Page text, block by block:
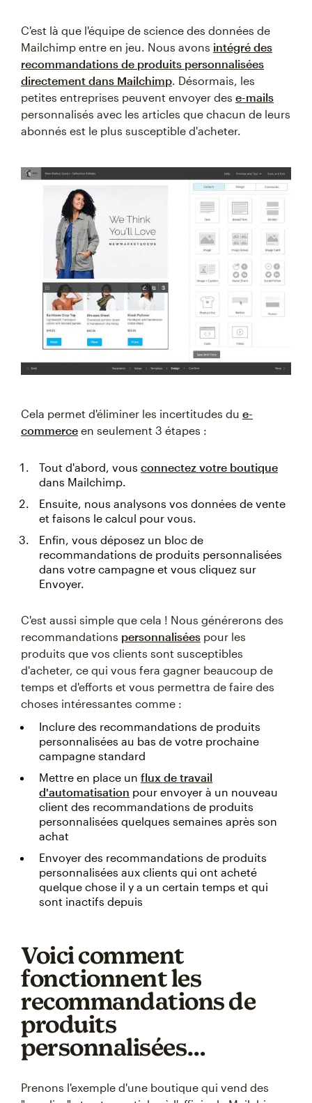
C'est là que l'équipe de science des données de
Mailchimp entre en jeu. Nous avons intégré des
recommandations de produits personnalisées
directement dans Mailchimp . Désormais, les
petites entreprises peuvent envoyer des e-mails
personnalisés avec les articles que chacun de leurs
abonnés est le plus susceptible d'acheter.
Cela permet d'éliminer les incertitudes du e-
commerce en seulement 3 étapes :
Tout d'abord, vous connectez votre boutique
dans Mailchimp.
Ensuite, nous analysons vos données de vente
et faisons le calcul pour vous.
Enfin, vous déposez un bloc de
recommandations de produits personnalisées
dans votre campagne et vous cliquez sur
Envoyer.
C'est aussi simple que cela ! Nous générerons des
recommandations personnalisées pour les
produits que vos clients sont susceptibles
d'acheter, ce qui vous fera gagner beaucoup de
temps et d'efforts et vous permettra de faire des
choses intéressantes comme :
Inclure des recommandations de produits
personnalisées au bas de votre prochaine
campagne standard
Mettre en place un flux de travail
d'automatisation pour envoyer à un nouveau
client des recommandations de produits
personnalisées quelques semaines après son
achat
Envoyer des recommandations de produits
personnalisées aux clients qui ont acheté
quelque chose il y a un certain temps et qui
sont inactifs depuis
Voici comment
fonctionnent les
recommandations de
produits
personnalisées…
Prenons l'exemple d'une boutique qui vend des